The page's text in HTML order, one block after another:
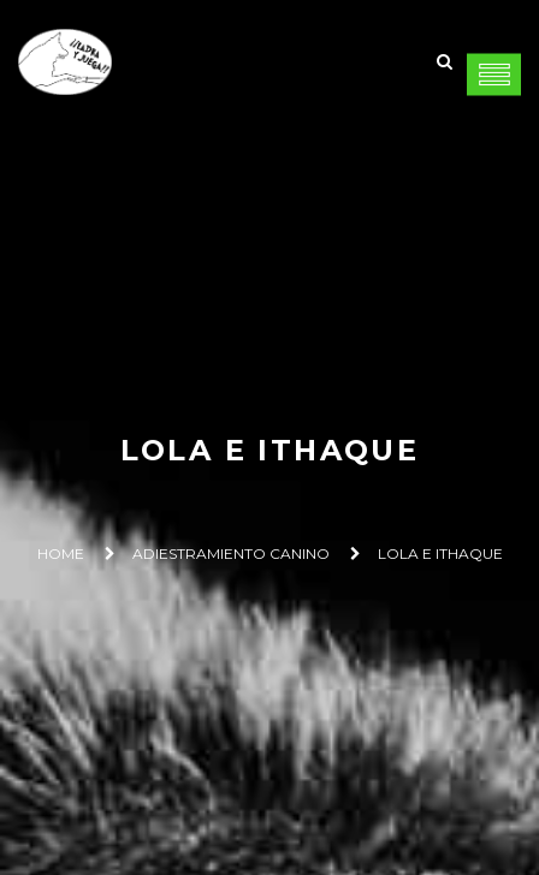
LOLA E ITHAQUE
HOME ADIESTRAMIENTO CANINO LOLA E ITHAQUE